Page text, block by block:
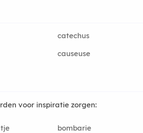
catechus
causeuse
voor inspiratie zorgen:
bombarie